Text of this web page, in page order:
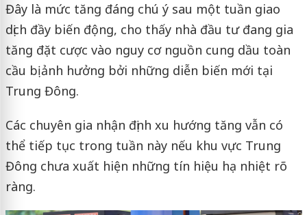
Đây là mức tăng đáng chú ý sau một tuần giao
dịch đầy biến động, cho thấy nhà đầu tư đang gia
tăng đặt cược vào nguy cơ nguồn cung dầu toàn
cầu bị ảnh hưởng bởi những diễn biến mới tại
Trung Đông.
Các chuyên gia nhận định xu hướng tăng vẫn có
thể tiếp tục trong tuần này nếu khu vực Trung
Đông chưa xuất hiện những tín hiệu hạ nhiệt rõ
ràng.